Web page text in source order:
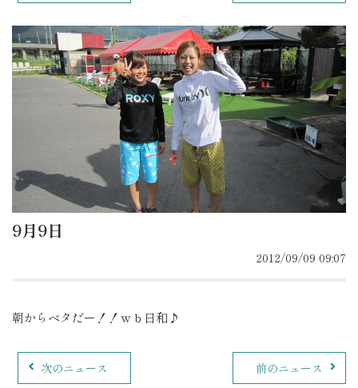
9月9日
2012/09/09 09:07
朝からベタだー！！ｗｂ日和♪
次のニュース 前のニュース